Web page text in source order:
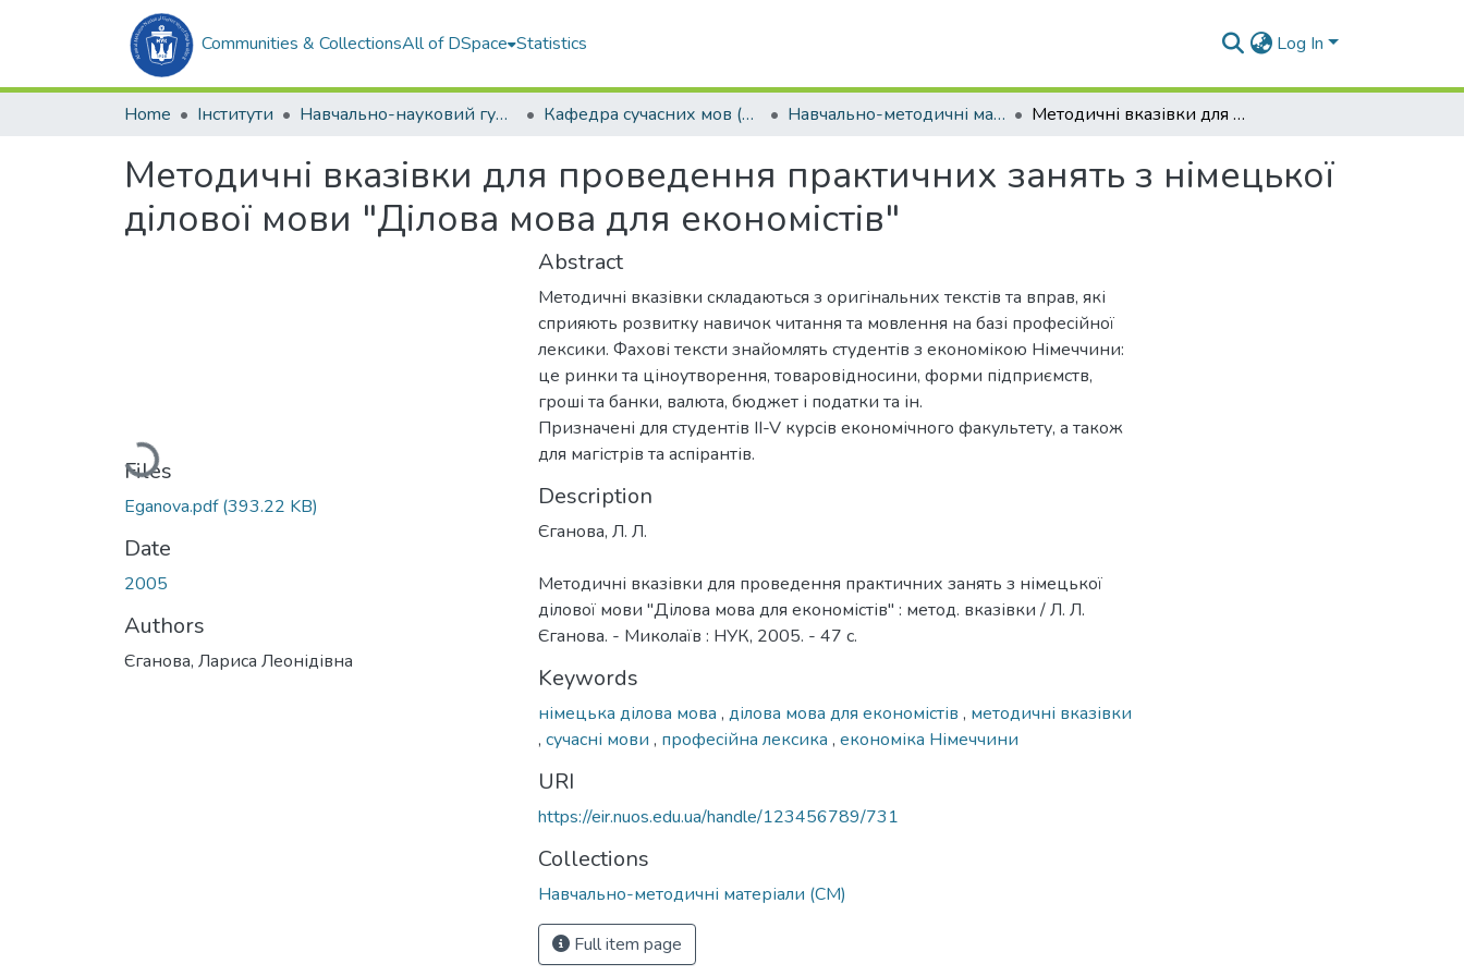
Communities & CollectionsAll of DSpace Statistics Log In
Home Інститути Навчально-науковий гуманітарний інститут (ННГІ) Кафедра сучасних мов (СМ) Навчально-методичні матеріали (СМ) Методичні вказівки для проведення практичних занять з німецької ділової мови "Ділова мова для економістів"
Методичні вказівки для проведення практичних занять з німецької
ділової мови "Ділова мова для економістів"
Loading...
Files
Eganova.pdf(393.22 KB)
Date
2005
Authors
Єганова, Лариса Леонідівна
Abstract
Методичні вказівки складаються з оригінальних текстів та вправ, які
сприяють розвитку навичок читання та мовлення на базі професійної
лексики. Фахові тексти знайомлять студентів з економікою Німеччини:
це ринки та ціноутворення, товаровідносини, форми підприємств,
гроші та банки, валюта, бюджет і податки та ін.
Призначені для студентів II-V курсів економічного факультету, а також
для магістрів та аспірантів.
Description
Єганова, Л. Л.
Методичні вказівки для проведення практичних занять з німецької
ділової мови "Ділова мова для економістів" : метод. вказівки / Л. Л.
Єганова. - Миколаїв : НУК, 2005. - 47 с.
Keywords
німецька ділова мова , ділова мова для економістів , методичні вказівки
, сучасні мови , професійна лексика , економіка Німеччини
URI
https://eir.nuos.edu.ua/handle/123456789/731
Collections
Навчально-методичні матеріали (СМ)
Full item page